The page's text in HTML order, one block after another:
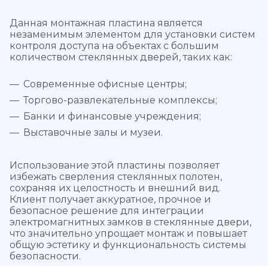
Данная монтажная пластина является
незаменимым элементом для установки систем
контроля доступа на объектах с большим
количеством стеклянных дверей, таких как:
Современные офисные центры;
Торгово-развлекательные комплексы;
Банки и финансовые учреждения;
Выставочные залы и музеи.
Использование этой пластины позволяет
избежать сверления стеклянных полотен,
сохраняя их целостность и внешний вид.
Клиент получает аккуратное, прочное и
безопасное решение для интеграции
электромагнитных замков в стеклянные двери,
что значительно упрощает монтаж и повышает
общую эстетику и функциональность системы
безопасности.